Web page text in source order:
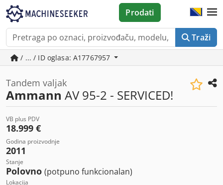
Traži
Prodati
/ ... / ID oglasa: A17767957
Tandem valjak
Ammann AV 95-2 - SERVICED!
VB plus PDV
18.999 €
Godina proizvodnje
2011
Stanje
Polovno (potpuno funkcionalan)
Lokacija